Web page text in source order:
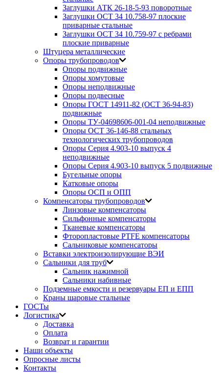
Заглушки АТК 26-18-5-93 поворотные
Заглушки ОСТ 34 10.758-97 плоские
приварные стальные
Заглушки ОСТ 34 10.759-97 с ребрами
плоские приварные
Штуцера металлические
Опоры трубопроводов
Опоры подвижные
Опоры хомутовые
Опоры неподвижные
Опоры подвесные
Опоры ГОСТ 14911-82 (ОСТ 36-94-83)
подвижные
Опоры ТУ-04698606-001-04 неподвижные
Опоры ОСТ 36-146-88 стальных
технологических трубопроводов
Опоры Серия 4.903-10 выпуск 4
неподвижные
Опоры Серия 4.903-10 выпуск 5 подвижные
Бугельные опоры
Катковые опоры
Опоры ОСП и ОПП
Компенсаторы трубопроводов
Линзовые компенсаторы
Сильфонные компенсаторы
Тканевые компенсаторы
Фторопластовые PTFE компенсаторы
Сальниковые компенсаторы
Вставки электроизолирующие ВЭИ
Сальники для труб
Сальник нажимной
Сальники набивные
Подземные емкости и резервуары ЕП и ЕПП
Краны шаровые стальные
ГОСТы
Логистика
Доставка
Оплата
Возврат и гарантии
Наши объекты
Опросные листы
Контакты